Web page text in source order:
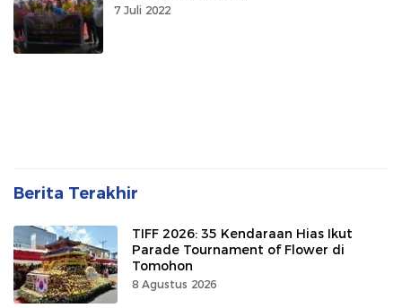
7 Juli 2022
Berita Terakhir
TIFF 2026: 35 Kendaraan Hias Ikut
Parade Tournament of Flower di
Tomohon
8 Agustus 2026